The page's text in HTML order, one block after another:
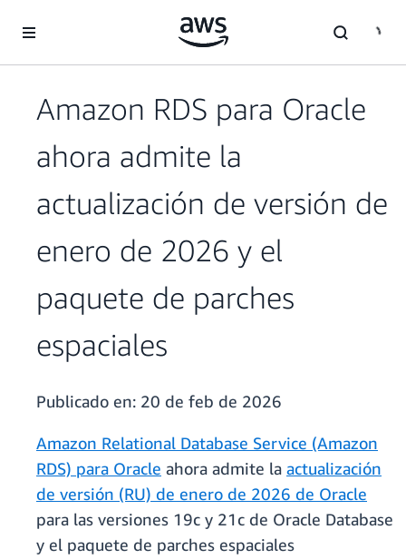
Amazon RDS para Oracle
ahora admite la
actualización de versión de
enero de 2026 y el
paquete de parches
espaciales
Publicado en: 20 de feb de 2026
Amazon Relational Database Service (Amazon
RDS) para Oracle ahora admite la actualización
de versión (RU) de enero de 2026 de Oracle
para las versiones 19c y 21c de Oracle Database
y el paquete de parches espaciales